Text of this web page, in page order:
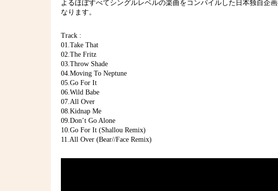
よるほぼすべてシングルレベルの楽曲をコンパイルした日本独自企
なります。
Track :
01.Take That
02.The Fritz
03.Throw Shade
04.Moving To Neptune
05.Go For It
06.Wild Babe
07.All Over
08.Kidnap Me
09.Don’t Go Alone
10.Go For It (Shallou Remix)
11.All Over (Bear//Face Remix)